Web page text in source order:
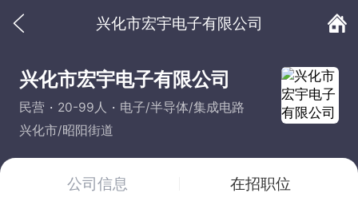
兴化市宏宇电子有限公司
兴化市宏宇电子有限公司
民营 20-99人
电子/半导体/集成电路
兴化市/昭阳街道
公司信息 在招职位